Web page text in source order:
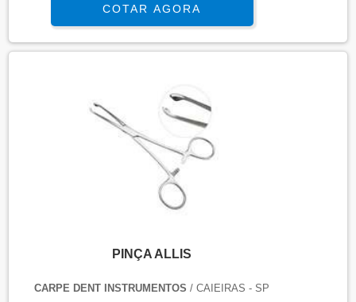
COTAR AGORA
PINÇA ALLIS
CARPE DENT INSTRUMENTOS / CAIEIRAS - SP